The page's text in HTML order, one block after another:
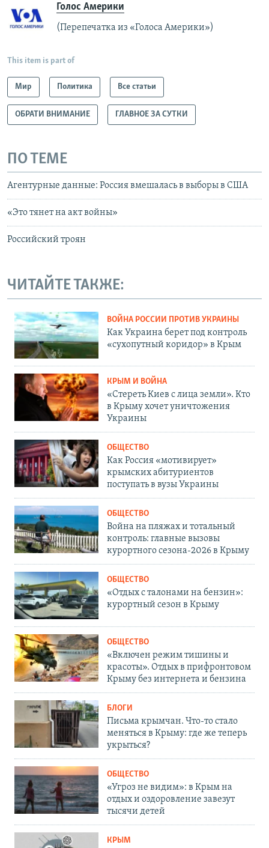
Голос Америки
(Перепечатка из «Голоса Америки»)
This item is part of
Мир Политика Все статьи
ОБРАТИ ВНИМАНИЕ ГЛАВНОЕ ЗА СУТКИ
ПО ТЕМЕ
Агентурные данные: Россия вмешалась в выборы в США
«Это тянет на акт войны»
Российский троян
ЧИТАЙТЕ ТАКЖЕ:
ВОЙНА РОССИИ ПРОТИВ УКРАИНЫ
Как Украина берет под контроль
«сухопутный коридор» в Крым
КРЫМ И ВОЙНА
«Стереть Киев с лица земли». Кто
в Крыму хочет уничтожения
Украины
ОБЩЕСТВО
Как Россия «мотивирует»
крымских абитуриентов
поступать в вузы Украины
ОБЩЕСТВО
Война на пляжах и тотальный
контроль: главные вызовы
курортного сезона-2026 в Крыму
ОБЩЕСТВО
«Отдых с талонами на бензин»:
курортный сезон в Крыму
ОБЩЕСТВО
«Включен режим тишины и
красоты». Отдых в прифронтовом
Крыму без интернета и бензина
БЛОГИ
Письма крымчан. Что-то стало
меняться в Крыму: где же теперь
укрыться?
ОБЩЕСТВО
«Угроз не видим»: в Крым на
отдых и оздоровление завезут
тысячи детей
КРЫМ